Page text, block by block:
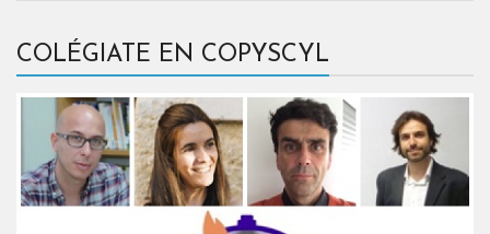
COLÉGIATE EN COPYSCYL